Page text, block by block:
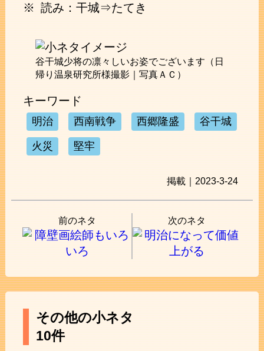
※ 読み：干城⇒たてき
谷干城少将の凛々しいお姿でございます（日
帰り温泉研究所様撮影｜写真ＡＣ）
キーワード
明治 西南戦争 西郷隆盛 谷干城
火災 堅牢
掲載｜2023-3-24
前のネタ 次のネタ
その他の小ネタ
10件